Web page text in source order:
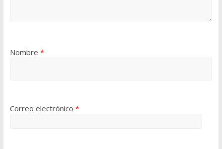
Nombre *
Correo electrónico *